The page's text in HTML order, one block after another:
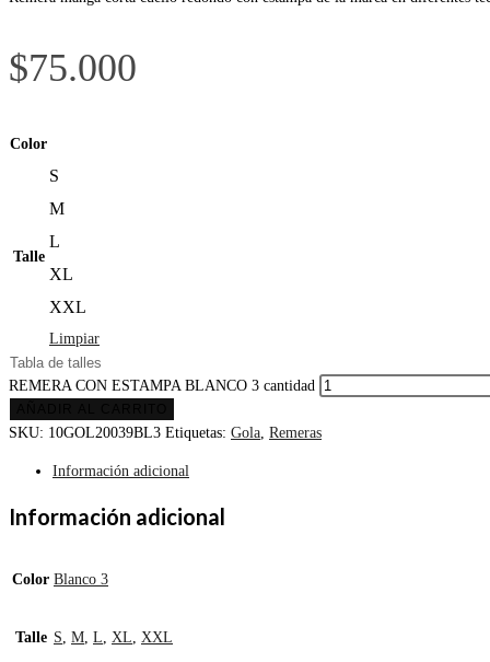
$75.000
Color
Talle
S
M
L
XL
XXL
Limpiar
Tabla de talles
REMERA CON ESTAMPA BLANCO 3 cantidad
SKU: 10GOL20039BL3 Etiquetas: Gola, Remeras
Información adicional
Información adicional
Color Blanco 3
Talle S, M, L, XL, XXL